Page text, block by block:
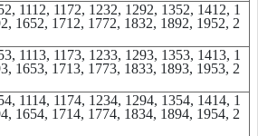
1112, 1172, 1232, 1292, 1352, 1412, 1
1652, 1712, 1772, 1832, 1892, 1952, 2
1113, 1173, 1233, 1293, 1353, 1413, 1
1653, 1713, 1773, 1833, 1893, 1953, 2
1114, 1174, 1234, 1294, 1354, 1414, 1
1654, 1714, 1774, 1834, 1894, 1954, 2